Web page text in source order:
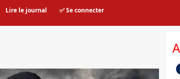
Lire le journal ✅ Se connecter